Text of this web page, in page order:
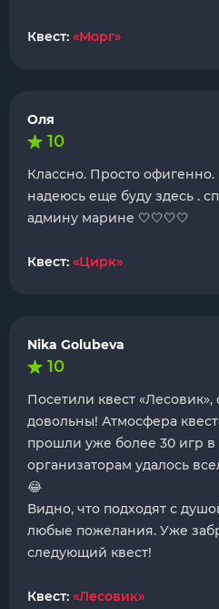
Квест: «Морг»
Оля
10
Классно. Просто
надеюсь еще буду здесь .
админу марине 🤍🤍🤍🤍
Квест: «Цирк»
Nika Golubeva
10
Посетили квест «Лесовик»,
довольны! Атмосфера
прошли уже более 30 игр
организаторам удалось
😂
Видно, что подходят с
любые пожелания. Уже
следующий квест!
Квест: «Лесовик»